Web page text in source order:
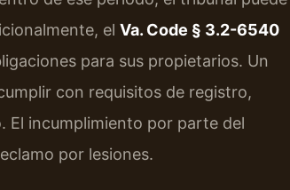
el Va. Code § 3.2-6540
para sus propietarios. Un
con requisitos de registro,
El incumplimiento por parte del
por lesiones.